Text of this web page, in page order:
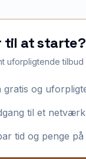
til at starte?
uforpligtende
gratis og
til et
tid og penge